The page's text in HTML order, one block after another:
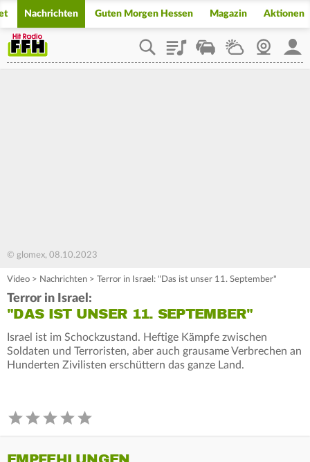
Nachrichten Guten Morgen Hessen Magazin Aktionen
PlaylistStaupilotWetterWebcam
© glomex, 08.10.2023
Video > Nachrichten > Terror in Israel: "Das ist unser 11. September"
Terror in Israel:
"DAS IST UNSER 11. SEPTEMBER"
Israel ist im Schockzustand. Heftige Kämpfe zwischen
Soldaten und Terroristen, aber auch grausame Verbrechen an
Hunderten Zivilisten erschüttern das ganze Land.